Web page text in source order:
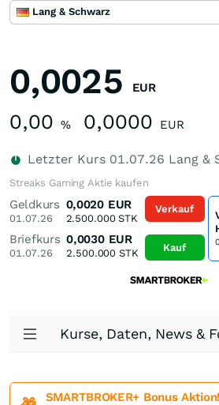
Lang & Schwarz
0,0025 EUR
0,00 % 0,0000 EUR
Letzter Kurs 01.07.26 Lang &
Streaks Gaming Aktie kaufen
Geldkurs
01.07.26
0,0020 EUR
2.500.000STK
Briefkurs
01.07.26
0,0030 EUR
2.500.000 STK
Verkauf
Kauf
Kurse, Daten, News &
SMARTBROKER+ Bonus